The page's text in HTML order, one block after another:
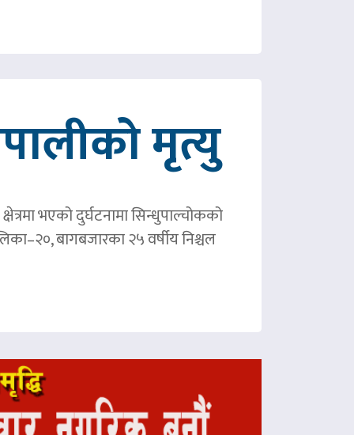
मृत्यु
भएको दुर्घटनामा सिन्धुपाल्चोकको
बागबजारका २५ वर्षीय निश्चल